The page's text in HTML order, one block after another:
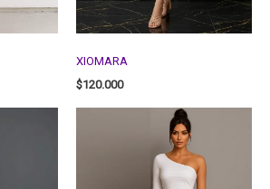
XIOMARA
$120.000